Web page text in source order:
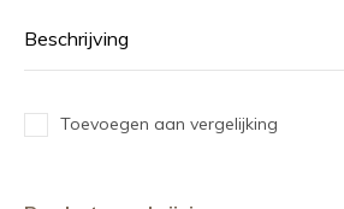
Beschrijving
Toevoegen aan vergelijking